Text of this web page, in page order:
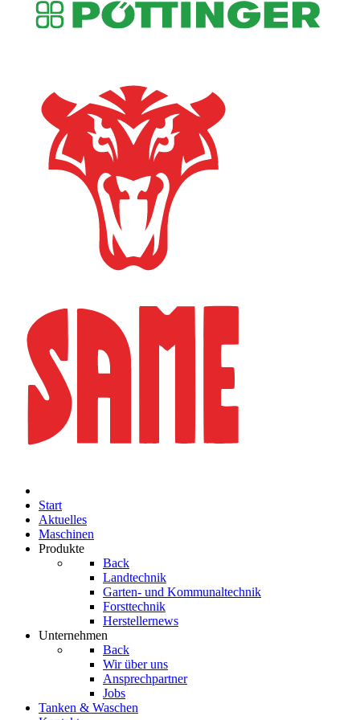
Start
Aktuelles
Maschinen
Produkte
Back
Landtechnik
Garten- und Kommunaltechnik
Forsttechnik
Herstellernews
Unternehmen
Back
Wir über uns
Ansprechpartner
Jobs
Tanken & Waschen